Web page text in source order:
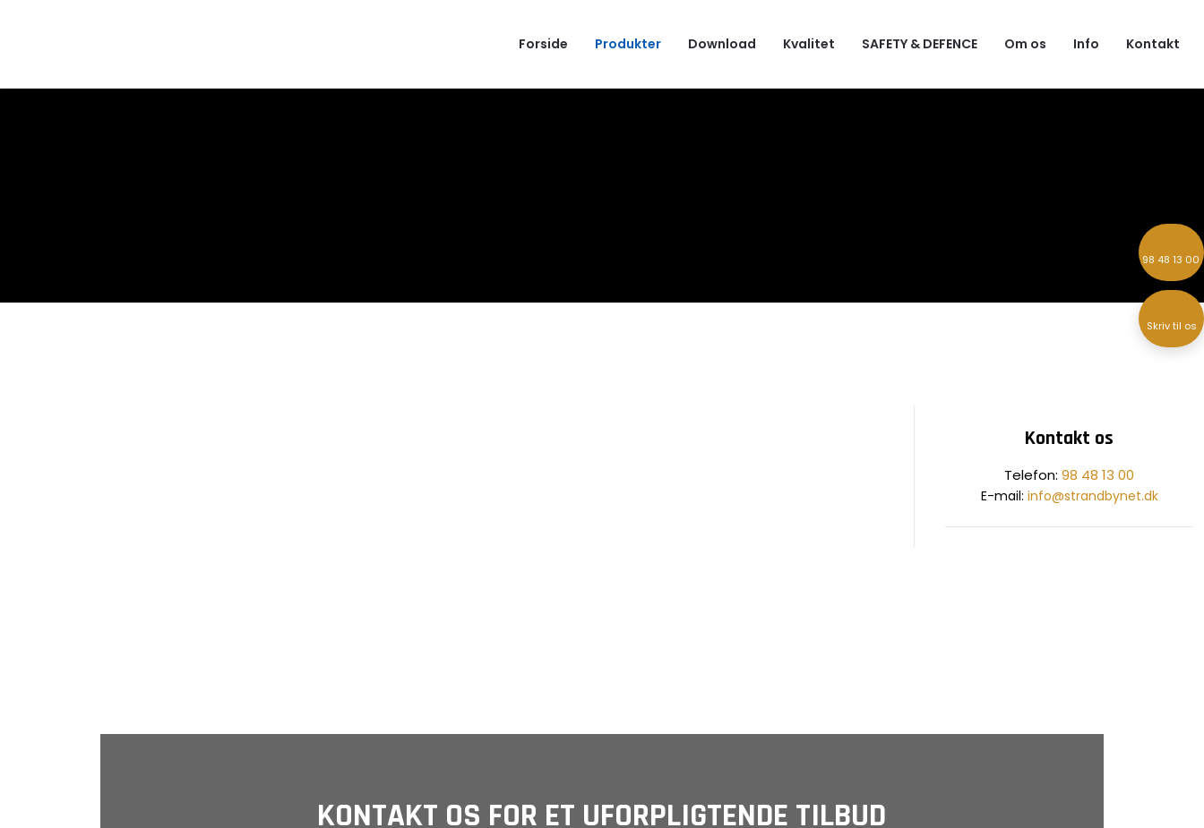
98 48 13 00
Skriv til os​
Forside Produkter Download Kvalitet SAFETY & DEFENCE Om os Info Kontakt
Kontakt os
​Telefon:98 48 13 00
E-mail: info@strandbynet.dk
KONTAKT OS FOR ET UFORPLIGTENDE TILBUD